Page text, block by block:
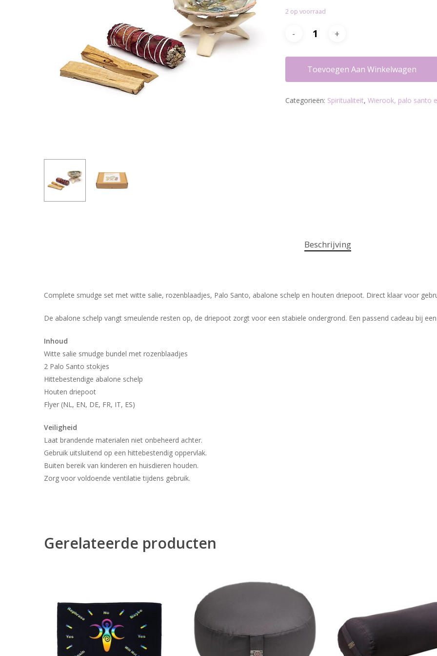
Hit enter to search or ESC to close
2 op voorraad
Toevoegen Aan Winkelwagen
Categorieën: Spiritualiteit, Wierook, palo santo
Beschrijving
Complete smudge set met witte salie, rozenblaadjes, Palo Santo, abalone schelp en houten driepoot. Direct klaar voor
De abalone schelp vangt smeulende resten op, de driepoot zorgt voor een stabiele ondergrond. Een passend cadeau bij
Inhoud
Witte salie smudge bundel met rozenblaadjes
2 Palo Santo stokjes
Hittebestendige abalone schelp
Houten driepoot
Flyer (NL, EN, DE, FR, IT, ES)
Veiligheid
Laat brandende materialen niet onbeheerd achter.
Gebruik uitsluitend op een hittebestendig oppervlak.
Buiten bereik van kinderen en huisdieren houden.
Zorg voor voldoende ventilatie tijdens gebruik.
Gerelateerde producten